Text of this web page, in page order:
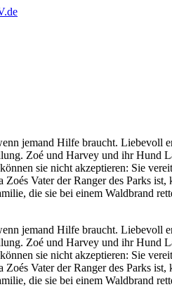
jemand Hilfe braucht. Liebevoll
Zoé und Harvey und ihr Hund
sie nicht akzeptieren: Sie
Vater der Ranger des Parks
die sie bei einem Waldbrand
jemand Hilfe braucht. Liebevoll
Zoé und Harvey und ihr Hund
sie nicht akzeptieren: Sie
Vater der Ranger des Parks
die sie bei einem Waldbrand